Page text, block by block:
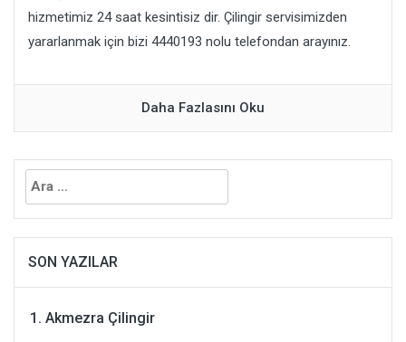
hizmetimiz 24 saat kesintisiz dir. Çilingir servisimizden
yararlanmak için bizi 4440193 nolu telefondan arayınız.
Daha Fazlasını Oku
Arama:
SON YAZILAR
Akmezra Çilingir